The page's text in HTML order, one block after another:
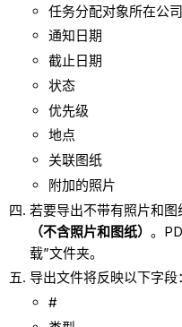
任务分配对象所在公司
通知日期
截止日期
状态
优先级
地点
关联图纸
附加的照片
若要导出不带有照片和
（不含照片和图纸） 。
载”文件夹。
导出文件将反映以下字段：
#